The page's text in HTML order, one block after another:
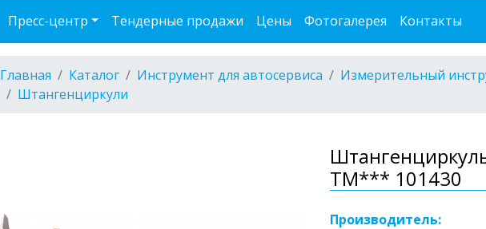
Пресс-центр Тендерные продажи Цены Фотогалерея Контакты
Главная Каталог Инструмент для автосервиса
Измерительный
Штангенциркули
ТМ*** 101430
Производитель: